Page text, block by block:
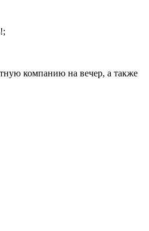
компанию на вечер, а также